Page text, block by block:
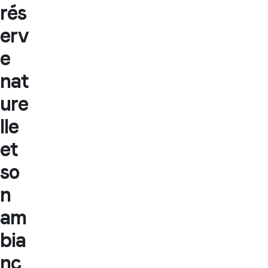
rés
erv
e
nat
ure
lle
et
so
n
am
bia
nc